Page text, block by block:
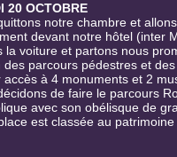
20 OCTOBRE
notre chambre et
devant notre hôtel (inter
la voiture et partons nous
des parcours pédestres et
accès à 4 monuments et 2
de faire le parcours
avec son obélisque de
est classée au